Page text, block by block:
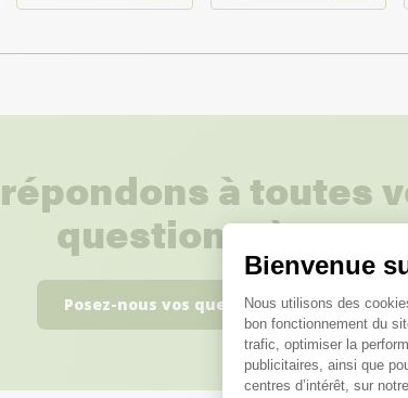
Bienvenue
Plateforme
Nous utilisons des
bon fonctionnement du
trafic, optimiser la
publicitaires, ainsi que
centres d’intérêt, sur
à toutes
questions ;)
Posez-nous vos questions